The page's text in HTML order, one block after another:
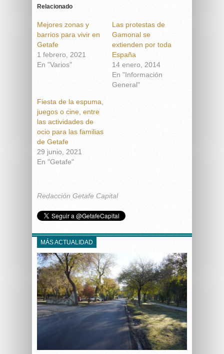
Relacionado
Mejores zonas y
barrios para vivir en
Getafe
1 febrero, 2021
En "Varios"
Las protestas de
Gamonal se
extienden por toda
España
14 enero, 2014
En "Información
General"
Fiesta de la espuma,
juegos o cine, entre
las actividades de
ocio para las familias
de Getafe
29 junio, 2021
En "Getafe"
Redacción Getafe Capital
MÁS ACTUALIDAD